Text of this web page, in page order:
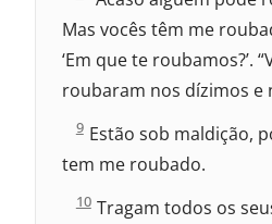
l
q
u
a
3
Mas vocês têm me
‘Em que te roubamos?’.
roubaram nos dízimos e
M
l
q
9 Estão sob maldição,
tem me roubado.
M
10 Tragam todos os